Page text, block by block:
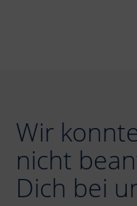
Wir
nicht
Dich bei